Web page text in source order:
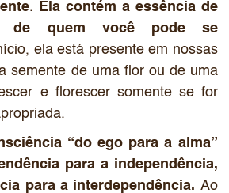
.
Ela contém a essência de
de quem você pode se
ela está presente em nossas
semente de uma flor ou de uma
e florescer somente se for
“do ego para a alma”
para a independência,
para a interdependência. Ao